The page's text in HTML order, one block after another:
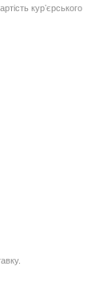
курʼєрського